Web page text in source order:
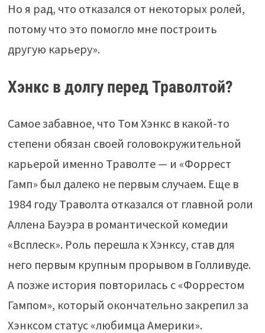
Но я рад, что отказался от некоторых ролей,
потому что это помогло мне построить
другую карьеру».
Хэнкс в долгу перед Траволтой?
Самое забавное, что Том Хэнкс в какой-то
степени обязан своей головокружительной
карьерой именно Траволте — и «Форрест
Гамп» был далеко не первым случаем. Еще в
1984 году Траволта отказался от главной роли
Аллена Бауэра в романтической комедии
«Всплеск». Роль перешла к Хэнксу, став для
него первым крупным прорывом в Голливуде.
А позже история повторилась с «Форрестом
Гампом», который окончательно закрепил за
Хэнксом статус «любимца Америки».